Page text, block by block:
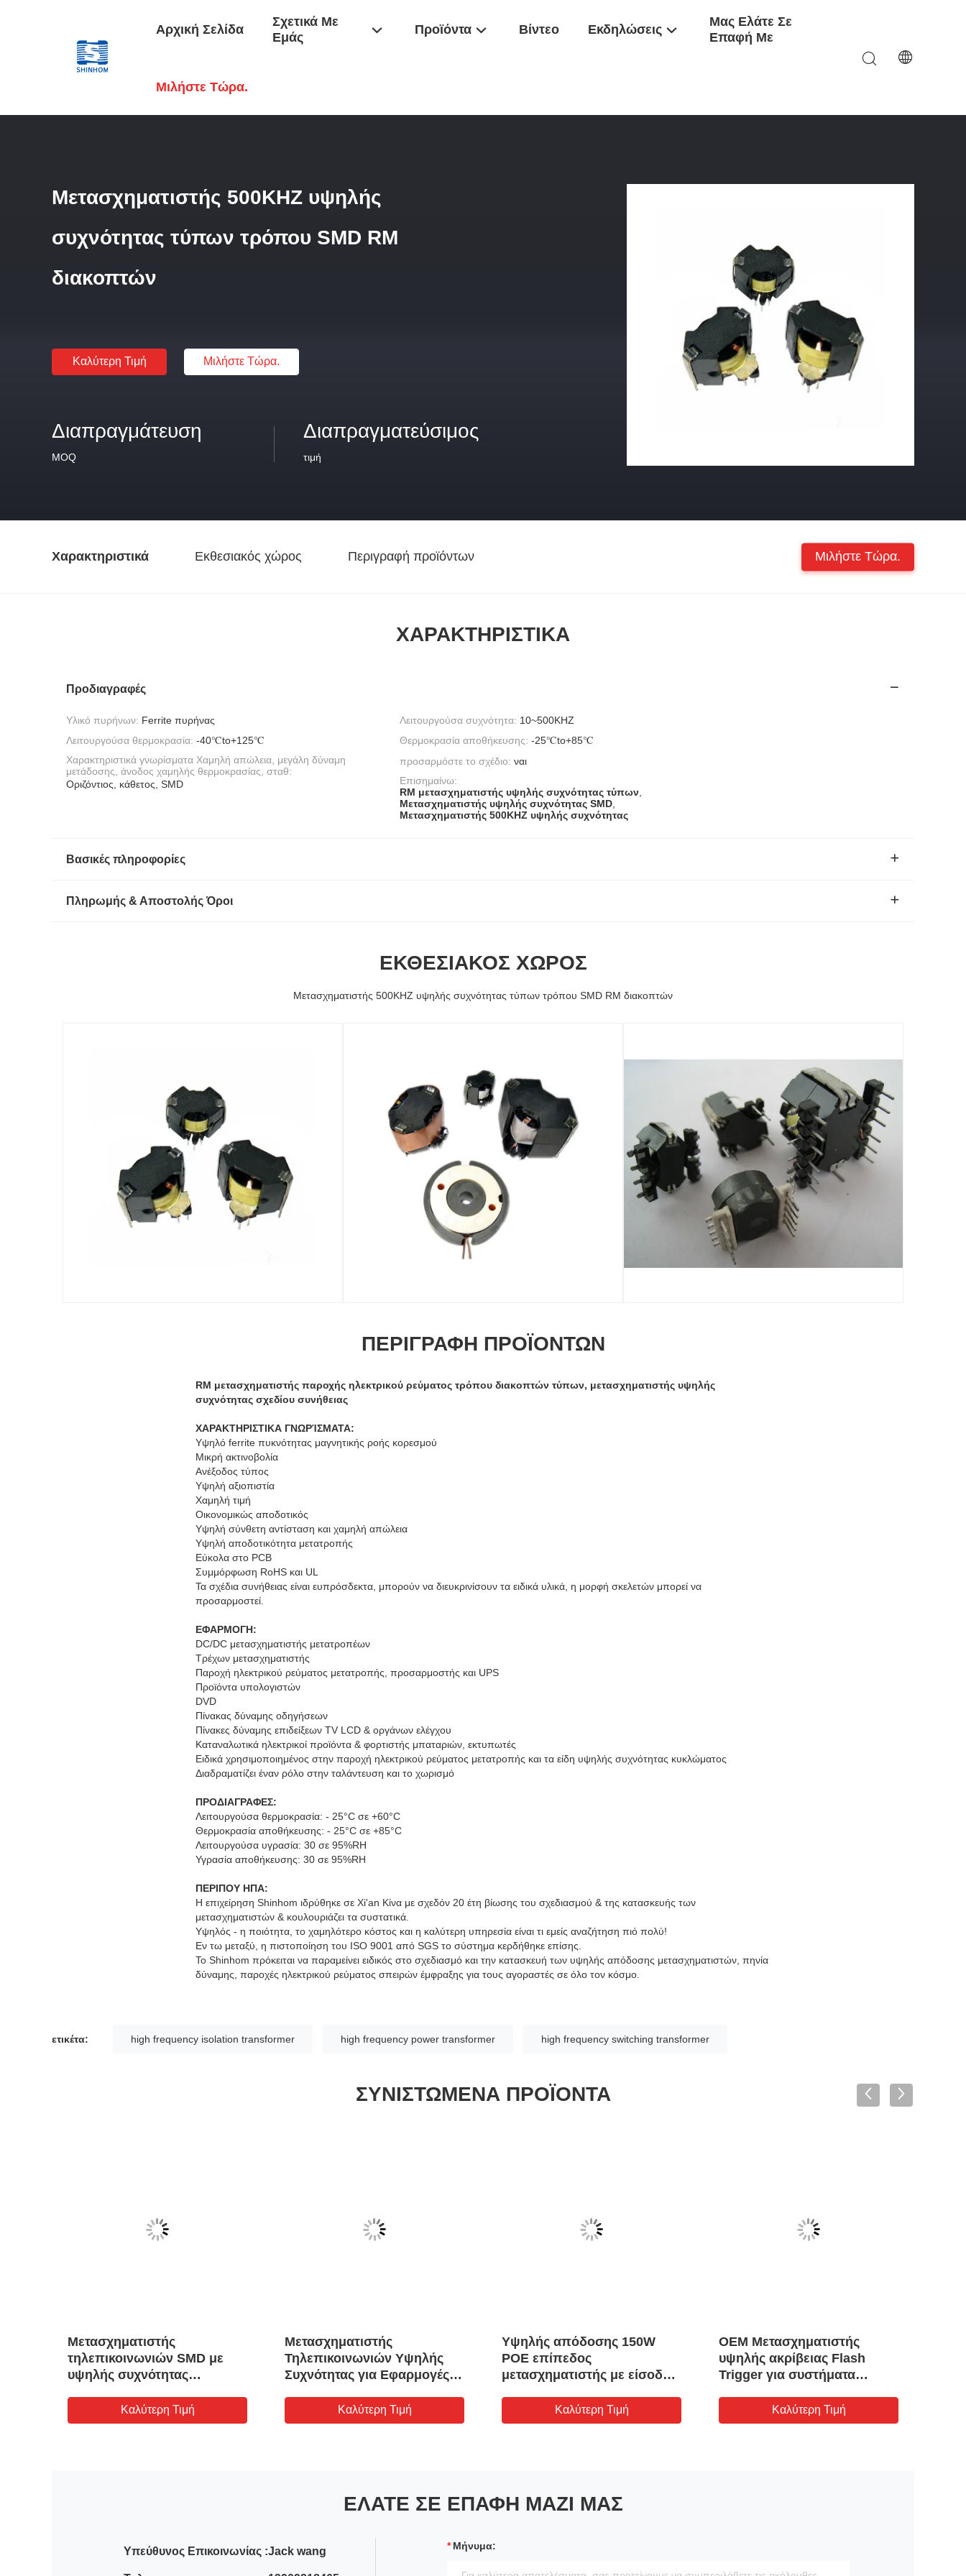
Αρχική Σελίδα
Σχετικά Με
Εμάς
Προϊόντα Βίντεο Εκδηλώσεις
Μας Ελάτε Σε
Επαφή Με
Μιλήστε Τώρα.
Μετασχηματιστής 500KHZ υψηλής
συχνότητας τύπων τρόπου SMD RM
διακοπτών
Καλύτερη Τιμή Μιλήστε Τώρα.
Διαπραγμάτευση
MOQ
Διαπραγματεύσιμος
τιμή
Χαρακτηριστικά Εκθεσιακός χώρος Περιγραφή προϊόντων Μιλήστε Τώρα.
ΧΑΡΑΚΤΗΡΙΣΤΙΚΆ
Προδιαγραφές
Υλικό πυρήνων: Ferrite πυρήνας Λειτουργούσα συχνότητα: 10~500KHZ
Λειτουργούσα θερμοκρασία: -40℃to+125℃ Θερμοκρασία αποθήκευσης: -25℃to+85℃
Χαρακτηριστικά γνωρίσματα Χαμηλή απώλεια, μεγάλη δύναμη
μετάδοσης, άνοδος χαμηλής θερμοκρασίας, σταθ:
Οριζόντιος, κάθετος, SMD
προσαρμόστε το σχέδιο: ναι
Επισημαίνω:
RM μετασχηματιστής υψηλής συχνότητας τύπων
Μετασχηματιστής υψηλής συχνότητας SMD
Μετασχηματιστής 500KHZ υψηλής συχνότητας
Βασικές πληροφορίες
Πληρωμής & Αποστολής Όροι
ΕΚΘΕΣΙΑΚΌΣ ΧΏΡΟΣ
Μετασχηματιστής 500KHZ υψηλής συχνότητας τύπων τρόπου SMD RM διακοπτών
ΠΕΡΙΓΡΑΦΉ ΠΡΟΪΌΝΤΩΝ
RM μετασχηματιστής παροχής ηλεκτρικού ρεύματος τρόπου διακοπτών τύπων, μετασχηματιστής υψηλής
συχνότητας σχεδίου συνήθειας
ΧΑΡΑΚΤΗΡΙΣΤΙΚΑ ΓΝΩΡΊΣΜΑΤΑ:
Υψηλό ferrite πυκνότητας μαγνητικής ροής κορεσμού
Μικρή ακτινοβολία
Ανέξοδος τύπος
Υψηλή αξιοπιστία
Χαμηλή τιμή
Οικονομικώς αποδοτικός
Υψηλή σύνθετη αντίσταση και χαμηλή απώλεια
Υψηλή αποδοτικότητα μετατροπής
Εύκολα στο PCB
Συμμόρφωση RoHS και UL
Τα σχέδια συνήθειας είναι ευπρόσδεκτα, μπορούν να διευκρινίσουν τα ειδικά υλικά, η μορφή σκελετών μπορεί να
προσαρμοστεί.
ΕΦΑΡΜΟΓΗ:
DC/DC μετασχηματιστής μετατροπέων
Τρέχων μετασχηματιστής
Παροχή ηλεκτρικού ρεύματος μετατροπής, προσαρμοστής και UPS
Προϊόντα υπολογιστών
DVD
Πίνακας δύναμης οδηγήσεων
Πίνακες δύναμης επιδείξεων TV LCD & οργάνων ελέγχου
Καταναλωτικά ηλεκτρικοί προϊόντα & φορτιστής μπαταριών, εκτυπωτές
Ειδικά χρησιμοποιημένος στην παροχή ηλεκτρικού ρεύματος μετατροπής και τα είδη υψηλής συχνότητας κυκλώματος
Διαδραματίζει έναν ρόλο στην ταλάντευση και το χωρισμό
ΠΡΟΔΙΑΓΡΑΦΕΣ:
Λειτουργούσα θερμοκρασία: - 25°C σε +60°C
Θερμοκρασία αποθήκευσης: - 25°C σε +85°C
Λειτουργούσα υγρασία: 30 σε 95%RH
Υγρασία αποθήκευσης: 30 σε 95%RH
ΠΕΡΙΠΟΥ ΗΠΑ:
Η επιχείρηση Shinhom ιδρύθηκε σε Xi'an Κίνα με σχεδόν 20 έτη βίωσης του σχεδιασμού & της κατασκευής των
μετασχηματιστών & κουλουριάζει τα συστατικά.
Υψηλός - η ποιότητα, το χαμηλότερο κόστος και η καλύτερη υπηρεσία είναι τι εμείς αναζήτηση πιό πολύ!
Εν τω μεταξύ, η πιστοποίηση του ISO 9001 από SGS το σύστημα κερδήθηκε επίσης.
Το Shinhom πρόκειται να παραμείνει ειδικός στο σχεδιασμό και την κατασκευή των υψηλής απόδοσης μετασχηματιστών, πηνία
δύναμης, παροχές ηλεκτρικού ρεύματος σπειρών έμφραξης για τους αγοραστές σε όλο τον κόσμο.
ετικέτα: high frequency isolation transformer high frequency power transformer high frequency switching transformer
ΣΥΝΙΣΤΏΜΕΝΑ ΠΡΟΪΌΝΤΑ
Μετασχηματιστής
τηλεπικοινωνιών SMD με
υψηλής συχνότητας
δομή προστασίας για
προσαρμοσμένες ηλεκτρικές
Καλύτερη Τιμή
Μετασχηματιστής
Τηλεπικοινωνιών Υψηλής
Συχνότητας για Εφαρμογές
Συμπαγή Σχεδίαση SMD και
Εξαιρετική Θωράκιση
Καλύτερη Τιμή
Υψηλής απόδοσης 150W
POE επίπεδος
μετασχηματιστής με είσοδο
εναλλαγής 200 kHz - 700 kHz
Καλύτερη Τιμή
OEM Μετασχηματιστής
υψηλής ακρίβειας Flash
Trigger για συστήματα
Καλύτερη Τιμή
ΕΛΆΤΕ ΣΕ ΕΠΑΦΉ ΜΑΖΊ ΜΑΣ
Υπεύθυνος Επικοινωνίας :Jack wang Μήνυμα: